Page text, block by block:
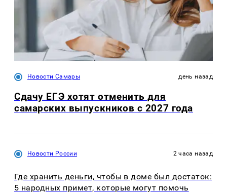
Новости Самары день назад
Сдачу ЕГЭ хотят отменить для
самарских выпускников с 2027 года
Новости России 2 часа назад
Где хранить деньги, чтобы в доме был достаток:
5 народных примет, которые могут помочь